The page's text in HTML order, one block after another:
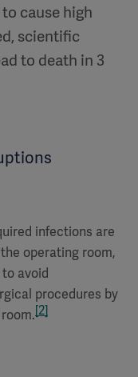
cause high
scientific
to death in 3
infections are
operating room,
avoid
procedures by
[2]